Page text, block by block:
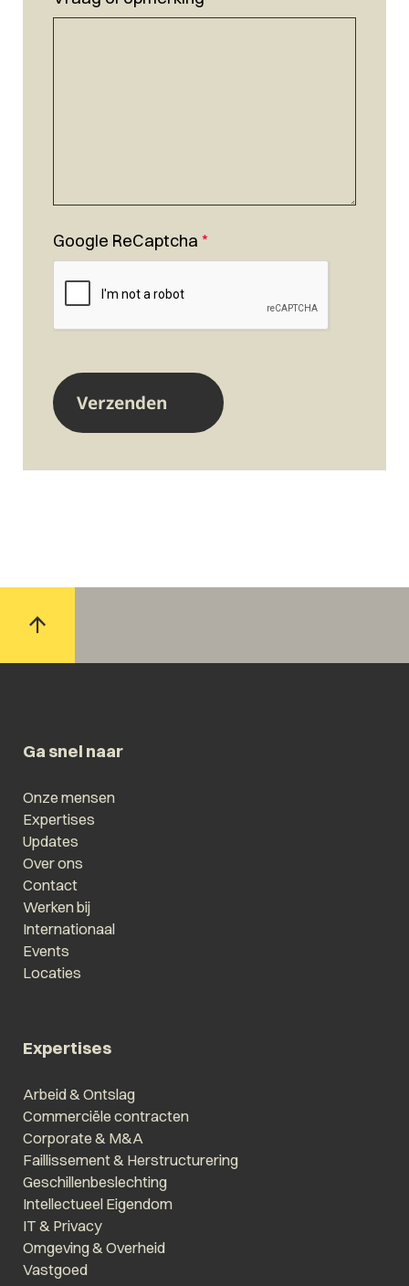
Google ReCaptcha *
Ga snel naar
Onze mensen
Expertises
Updates
Over ons
Contact
Werken bij
Internationaal
Events
Locaties
Expertises
Arbeid & Ontslag
Commerciële contracten
Corporate & M&A
Faillissement & Herstructurering
Geschillenbeslechting
Intellectueel Eigendom
IT & Privacy
Omgeving & Overheid
Vastgoed